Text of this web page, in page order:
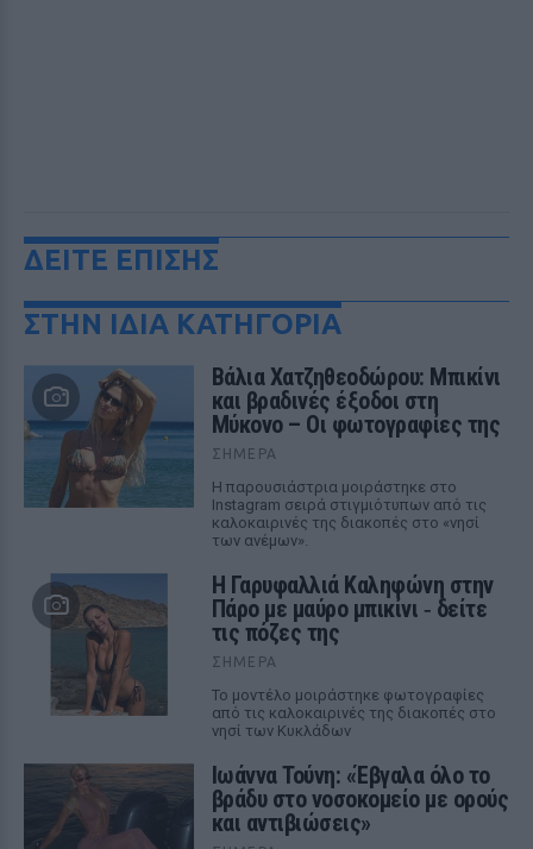
ΔΕΙΤΕ ΕΠΙΣΗΣ
ΣΤΗΝ ΙΔΙΑ ΚΑΤΗΓΟΡΙΑ
Βάλια Χατζηθεοδώρου: Μπικίνι
και βραδινές έξοδοι στη
Μύκονο – Οι φωτογραφίες της
ΣΉΜΕΡΑ
Η παρουσιάστρια μοιράστηκε στο
Instagram σειρά στιγμιότυπων από τις
καλοκαιρινές της διακοπές στο «νησί
των ανέμων».
Η Γαρυφαλλιά Καληφώνη στην
Πάρο με μαύρο μπικίνι ‑ δείτε
τις πόζες της
ΣΉΜΕΡΑ
Το μοντέλο μοιράστηκε φωτογραφίες
από τις καλοκαιρινές της διακοπές στο
νησί των Κυκλάδων
Ιωάννα Τούνη: «Έβγαλα όλο το
βράδυ στο νοσοκομείο με ορούς
και αντιβιώσεις»